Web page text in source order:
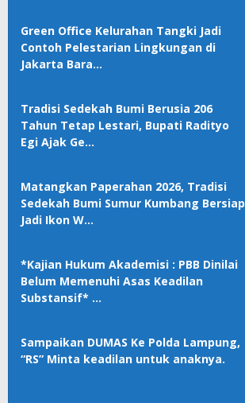
Green Office Kelurahan Tangki Jadi
Contoh Pelestarian Lingkungan di
Jakarta Bara…
Tradisi Sedekah Bumi Berusia 206
Tahun Tetap Lestari, Bupati Radityo
Egi Ajak Ge…
Matangkan Paperahan 2026, Tradisi
Sedekah Bumi Sumur Kumbang Bersiap
Jadi Ikon W…
*Kajian Hukum Akademisi : PBB Dinilai
Belum Memenuhi Asas Keadilan
Substansif* …
Sampaikan DUMAS Ke Polda Lampung,
“RS” Minta keadilan untuk anaknya.